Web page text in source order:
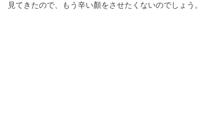
見てきたので、もう辛い顏をさせたくないのでしょう。